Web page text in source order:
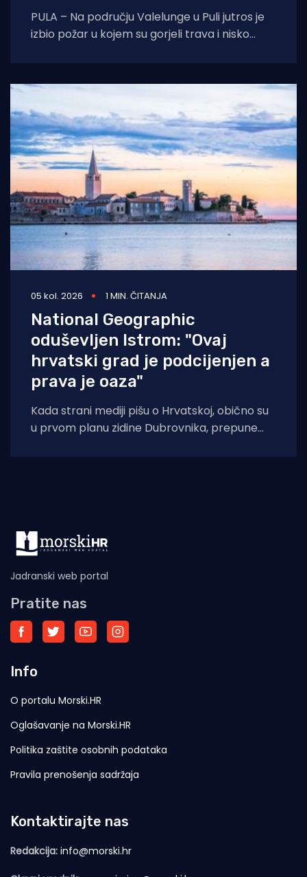
PULA – Na području Valelunge u Puli jutros je
izbio požar u kojem su gorjeli trava i nisko
05 kol. 2026 1 MIN. ČITANJA
National Geographic
oduševljen Istrom: "Ovaj
hrvatski grad je podcijenjen a
prava je oaza"
Kada strani mediji pišu o Hrvatskoj, obično su
u prvom planu zidine Dubrovnika, prepune
Jadranski web portal
Pratite nas
Info
O portalu Morski.HR
Oglašavanje na Morski.HR
Politika zaštite osobnih podataka
Pravila prenošenja sadržaja
Kontaktirajte nas
Redakcija: info@morski.hr